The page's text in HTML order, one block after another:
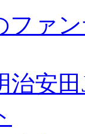
ファ
治安